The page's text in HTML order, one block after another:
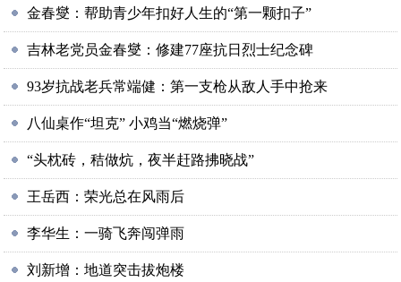
金春燮：帮助青少年扣好人生的“第一颗扣子”
吉林老党员金春燮：修建77座抗日烈士纪念碑
93岁抗战老兵常端健：第一支枪从敌人手中抢来
八仙桌作“坦克” 小鸡当“燃烧弹”
“头枕砖，秸做炕，夜半赶路拂晓战”
王岳西：荣光总在风雨后
李华生：一骑飞奔闯弹雨
刘新增：地道突击拔炮楼